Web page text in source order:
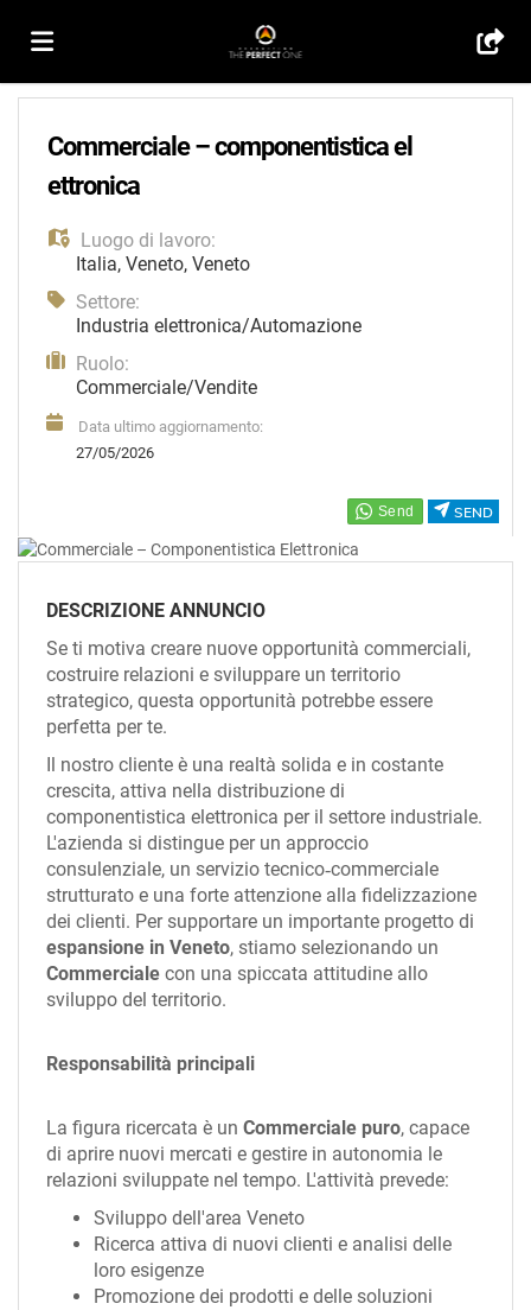
di
lavoro
Carica
il
CV
Login
Lingua
EN
FR
IT
DE
ES
PT
SEND
Commerciale – componentistica el
ettronica
Luogo di lavoro:
Italia, Veneto, Veneto
Settore:
Industria elettronica/Automazione
Ruolo:
Commerciale/Vendite
Data ultimo aggiornamento:
27/05/2026
DESCRIZIONE ANNUNCIO
Se ti motiva creare nuove opportunità commerciali,
costruire relazioni e sviluppare un territorio
strategico, questa opportunità potrebbe essere
perfetta per te.
Il nostro cliente è una realtà solida e in costante
crescita, attiva nella distribuzione di
componentistica elettronica per il settore industriale.
L'azienda si distingue per un approccio
consulenziale, un servizio tecnico‑commerciale
strutturato e una forte attenzione alla fidelizzazione
dei clienti. Per supportare un importante progetto di
espansione in Veneto, stiamo selezionando un
Commerciale con una spiccata attitudine allo
sviluppo del territorio.
Responsabilità principali
La figura ricercata è un Commerciale puro, capace
di aprire nuovi mercati e gestire in autonomia le
relazioni sviluppate nel tempo. L'attività prevede:
Sviluppo dell'area Veneto
Ricerca attiva di nuovi clienti e analisi delle
loro esigenze
Promozione dei prodotti e delle soluzioni